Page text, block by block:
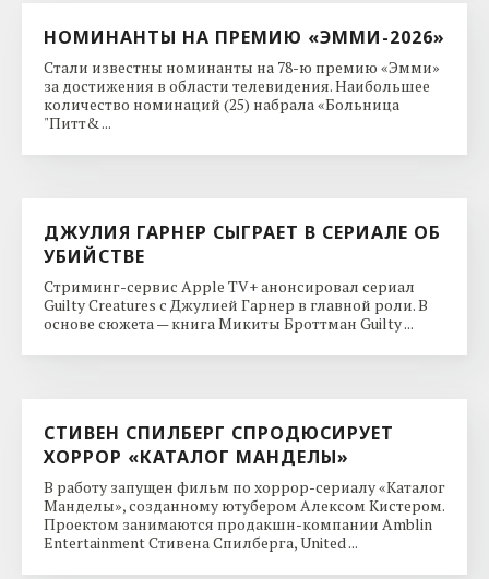
НОМИНАНТЫ НА ПРЕМИЮ «ЭММИ-2026»
Стали известны номинанты на 78-ю премию «Эмми»
за достижения в области телевидения. Наибольшее
количество номинаций (25) набрала «Больница
"Питт& ...
ДЖУЛИЯ ГАРНЕР СЫГРАЕТ В СЕРИАЛЕ ОБ
УБИЙСТВЕ
Стриминг-сервис Apple TV+ анонсировал сериал
Guilty Creatures с Джулией Гарнер в главной роли. В
основе сюжета — книга Микиты Броттман Guilty ...
СТИВЕН СПИЛБЕРГ СПРОДЮСИРУЕТ
ХОРРОР «КАТАЛОГ МАНДЕЛЫ»
В работу запущен фильм по хоррор-сериалу «Каталог
Манделы», созданному ютубером Алексом Кистером.
Проектом занимаются продакшн-компании Amblin
Entertainment Стивена Спилберга, United ...